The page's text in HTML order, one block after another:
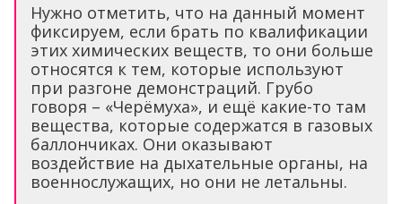
Нужно отметить, что на данный момент
фиксируем, если брать по квалификации
этих химических веществ, то они больше
относятся к тем, которые используют
при разгоне демонстраций. Грубо
говоря – «Черёмуха», и ещё какие-то там
вещества, которые содержатся в газовых
баллончиках. Они оказывают
воздействие на дыхательные органы, на
военнослужащих, но они не летальны.